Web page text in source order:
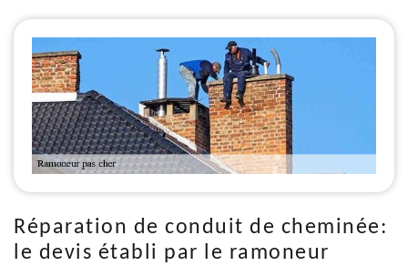
Réparation de conduit de cheminée:
le devis établi par le ramoneur